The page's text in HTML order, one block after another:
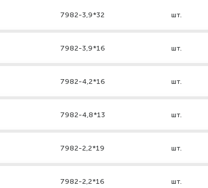
7982-3,9*32 шт.
7982-3,9*16 шт.
7982-4,2*16 шт.
7982-4,8*13 шт.
7982-2,2*19 шт.
7982-2,2*16 шт.